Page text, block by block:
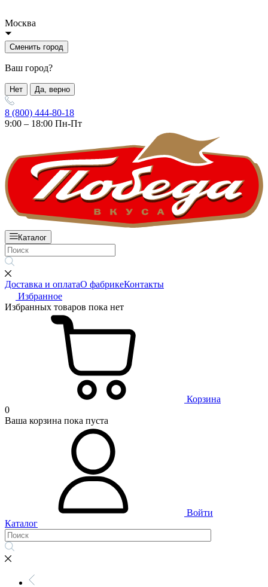
Москва
Сменить город
Ваш город?
Нет Да, верно
8 (800) 444-80-18
9:00 – 18:00 Пн-Пт
Каталог
Доставка и оплатаО фабрикеКонтакты
Избранное
Избранных товаров пока нет
Корзина
0
Ваша корзина пока пуста
Войти
Каталог